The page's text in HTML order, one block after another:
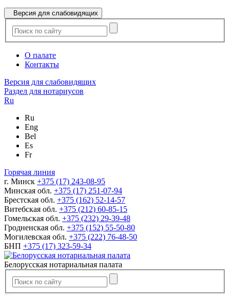
Версия для слабовидящих
О палате
Контакты
Версия для слабовидящих
Раздел для нотариусов
Ru
Ru
Eng
Bel
Es
Fr
Горячая линия
г. Минск +375 (17) 243-08-95
Минская обл. +375 (17) 251-07-94
Брестская обл. +375 (162) 52-14-57
Витебская обл. +375 (212) 60-85-15
Гомельская обл. +375 (232) 29-39-48
Гродненская обл. +375 (152) 55-50-80
Могилевская обл. +375 (222) 76-48-50
БНП +375 (17) 323-59-34
Белорусская нотариальная палата